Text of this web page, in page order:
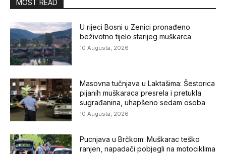
MOST READ
U rijeci Bosni u Zenici pronađeno
beživotno tijelo starijeg muškarca
10 Augusta, 2026
Masovna tučnjava u Laktašima: Šestorica
pijanih muškaraca presrela i pretukla
sugrađanina, uhapšeno sedam osoba
10 Augusta, 2026
Pucnjava u Brčkom: Muškarac teško
ranjen, napadači pobjegli na motociklima